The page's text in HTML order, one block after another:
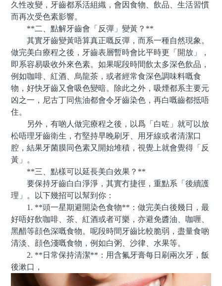
久性改變，牙齒都系活組織，會因食物、飲品、生活習慣
而再次受色素影響。
**二、點解牙齒會「反彈」變黃？**
其實牙齒變黃唔算真正嘅反彈，而系一種自然現象。
做完美白療程之後，牙齒表層暫時會比平時更「開放」，
即系容易吸收外來色素。如果呢段時間飲太多深色飲品，
例如咖啡、紅酒、烏龍茶，或者經常食深色調味料嘅食
物，好快牙齒又會吸色變暗。除此之外，吸煙都系主要元
凶之一，尼古丁同焦油都會令牙齒染色，再白嘅齒都抵唔
住。
另外，有啲人做完療程之後，以爲「白咗」就可以放
松唔理牙齒衛生，冇堅持早晚刷牙、用牙線或者清潔口
腔，結果牙菌膜同色素又開始堆積，視覺上就會覺得「反
黃」。
**三、點樣可以延長美白效果？**
要保持牙齒白白淨淨，其實冇捷徑，重點系「後續護
理」。以下幾招可以幫到你：
1. **頭一星期避開染色食物**：做完美白後幾日，最
好唔好飲咖啡、茶、紅酒或者可樂，亦避免醬油、咖喱、
黑醋等顔色深嘅食物。呢段時間牙齒比較脆弱，盡量食啲
清淡、顔色淺嘅食物，例如白粥、沙律、水果等。
2. **日常保持清潔**：用含氟牙膏每日刷兩次牙，飯
後漱口，